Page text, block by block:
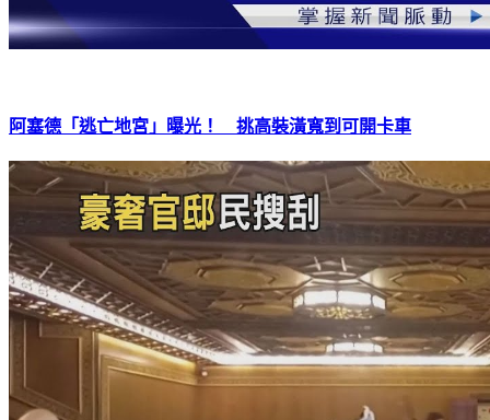
阿塞德「逃亡地宮」曝光！ 挑高裝潢寬到可開卡車